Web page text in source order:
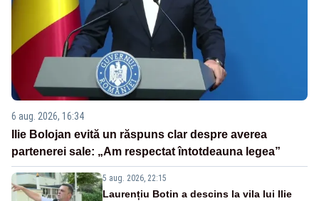
6 aug. 2026, 16:34
Ilie Bolojan evită un răspuns clar despre averea
partenerei sale: „Am respectat întotdeauna legea”
5 aug. 2026, 22:15
Laurențiu Botin a descins la vila lui Ilie